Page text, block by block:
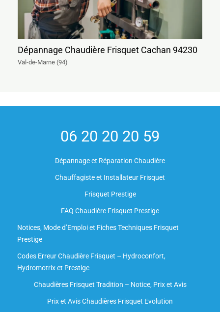
Dépannage Chaudière Frisquet Cachan 94230
Val-de-Marne (94)
06 20 20 20 59
Dépannage et Réparation Chaudière
Chauffagiste et Installateur Frisquet
Frisquet Prestige
FAQ Chaudière Frisquet Prestige
Notices, Mode d’Emploi et Fiches Techniques Frisquet
Prestige
Codes Erreur Chaudière Frisquet – Hydroconfort,
Hydromotrix et Prestige
Chaudières Frisquet Tradition – Notice, Prix et Avis
Prix et Avis Chaudières Frisquet Evolution